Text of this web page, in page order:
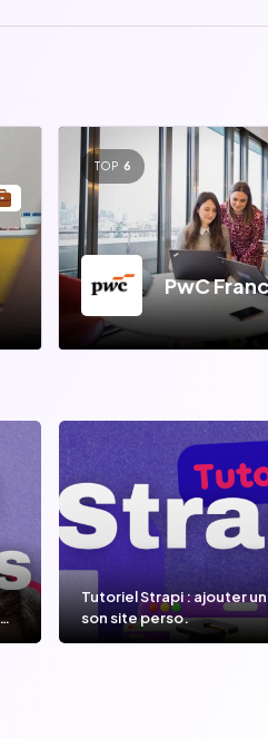
TOP 6
PwC
Tutoriel Strapi : ajouter un
son site perso.